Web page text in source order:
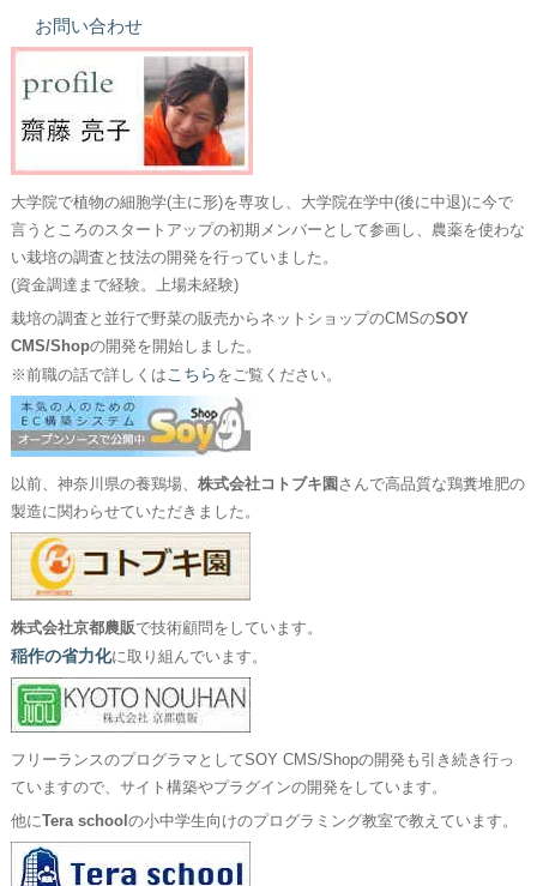
お問い合わせ
大学院で植物の細胞学(主に形)を専攻し、大学院在学中(後に中退)に今で
言うところのスタートアップの初期メンバーとして参画し、農薬を使わな
い栽培の調査と技法の開発を行っていました。
(資金調達まで経験。上場未経験)
栽培の調査と並行で野菜の販売からネットショップのCMSのSOY
CMS/Shopの開発を開始しました。
※前職の話で詳しくはこちら をご覧ください。
以前、神奈川県の養鶏場、 株式会社コトブキ園 さんで高品質な鶏糞堆肥の
製造に関わらせていただきました。
株式会社京都農販で技術顧問をしています。
稲作の省力化に取り組んでいます。
フリーランスのプログラマとしてSOY CMS/Shopの開発も引き続き行っ
ていますので、サイト構築やプラグインの開発をしています。
他にTera school の小中学生向けのプログラミング教室で教えています。